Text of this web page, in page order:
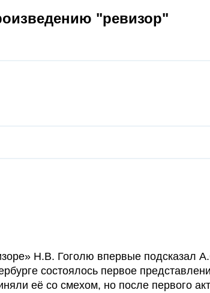
"ревизор"​
Н.В. Гоголю впервые подсказал
состоялось первое
её со смехом, но после первого